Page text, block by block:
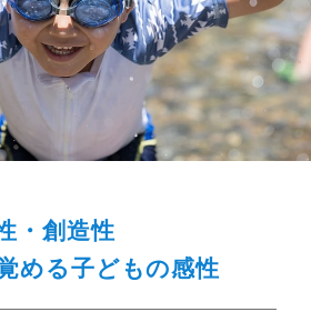
・創造性
める子どもの感性